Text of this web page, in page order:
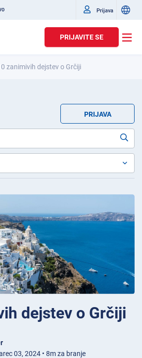
Prijava
PRIJAVITE SE
zanimivih dejstev o Grčiji
PRIJAVA
dejstev o Grčiji
03, 2024 • 8m za branje